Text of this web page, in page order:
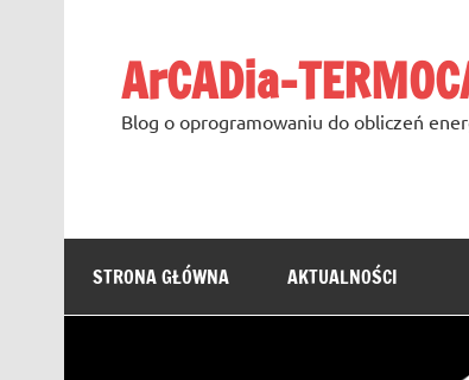
ArCADia-
Blog o oprogramowaniu do obliczeń
STRONA GŁÓWNA AKTUALNOŚCI